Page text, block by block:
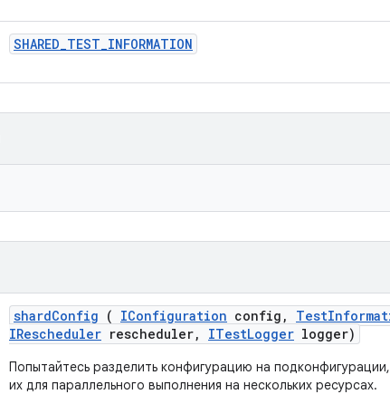
SHARED_TEST_INFORMATION
shardConfig ( IConfiguration config , Test
IRescheduler rescheduler, ITestLogger logger)
Попытайтесь разделить конфигурацию на
их для параллельного выполнения на нескольких ресурсах.